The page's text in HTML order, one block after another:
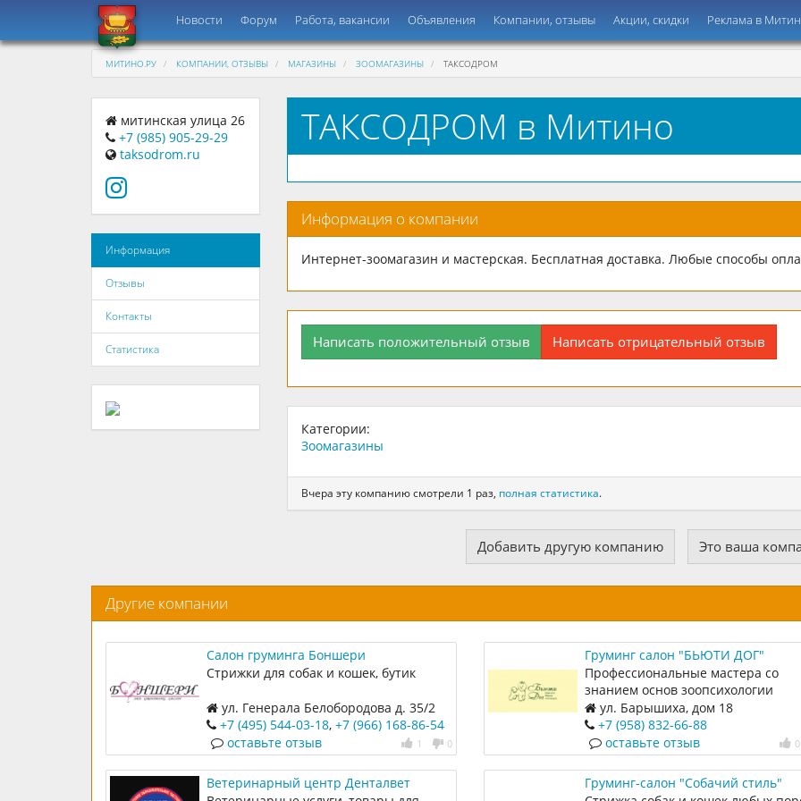
Новости Форум Работа, вакансии Объявления Компании, отзывы Акции, скидки Реклама в
МИТИНО.РУ КОМПАНИИ, ОТЗЫВЫ МАГАЗИНЫ ЗООМАГАЗИНЫ ТАКСОДРОМ
митинская улица 26
+7 (985) 905-29-29
taksodrom.ru
Информация
Отзывы
Контакты
Статистика
ТАКСОДРОМ в Митино
Информация о компании
Интернет-зоомагазин и мастерская. Бесплатная доставка. Любые способы
Написать положительный отзыв Написать отрицательный отзыв
Категории:
Зоомагазины
Вчера эту компанию смотрели 1 раз, полная статистика.
Добавить другую компанию Это ваша
Другие компании
Салон груминга Боншери
Стрижки для собак и кошек, бутик
ул. Генерала Белобородова д. 35/2
+7 (495) 544-03-18, +7 (966) 168-86-54
1 0
оставьте отзыв
Груминг салон "БЬЮТИ ДОГ"
Профессиональные мастера со
знанием основ зоопсихологии
проведут комплексный уход за
питомцем.
ул. Барышиха, дом 18
+7 (958) 832-66-88
0
оставьте отзыв
Ветеринарный центр Денталвет
Груминг-салон "Собачий стиль"